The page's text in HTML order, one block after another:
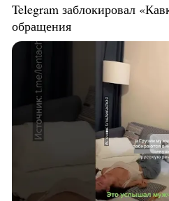
Telegram заблокировал
обращения